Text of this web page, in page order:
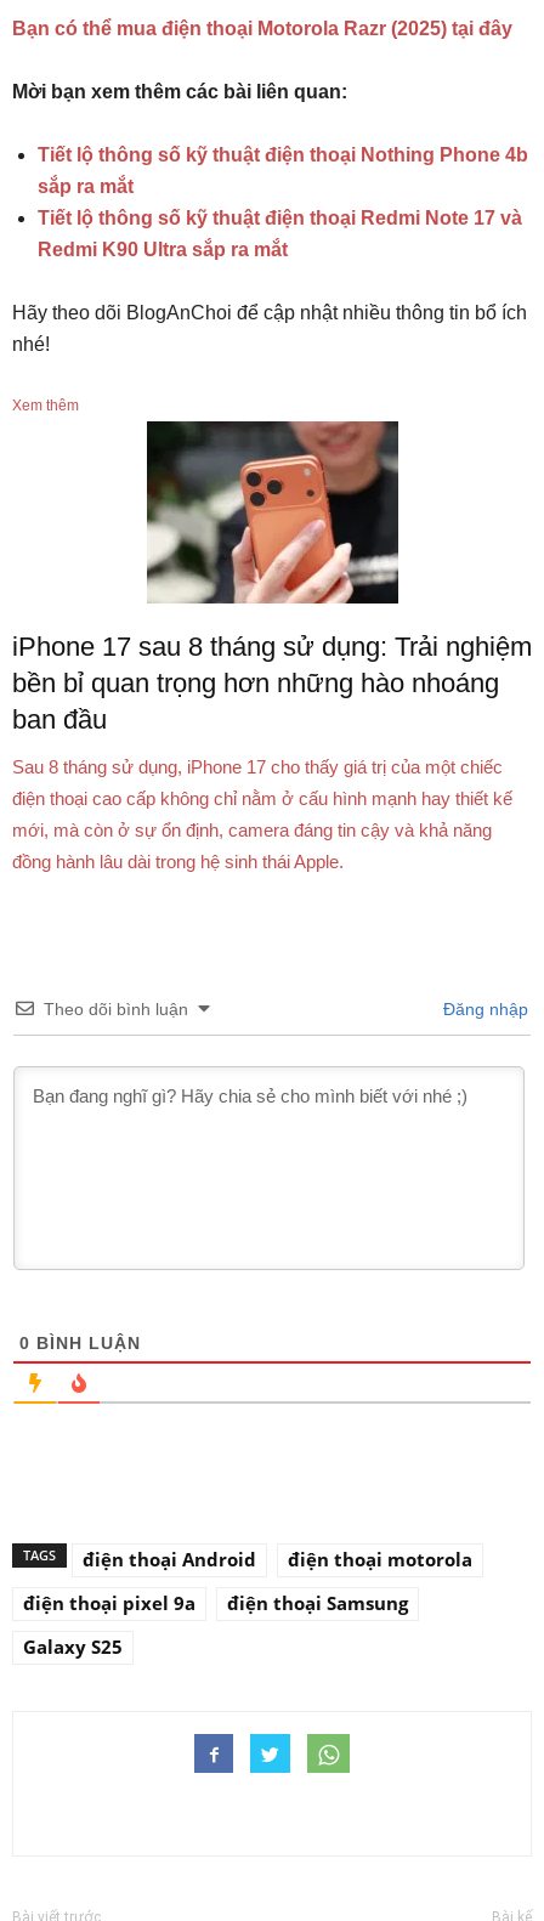
Bạn có thể mua điện thoại Motorola Razr (2025) tại đây
Mời bạn xem thêm các bài liên quan:
Tiết lộ thông số kỹ thuật điện thoại Nothing Phone 4b
sắp ra mắt
Tiết lộ thông số kỹ thuật điện thoại Redmi Note 17 và
Redmi K90 Ultra sắp ra mắt
Hãy theo dõi BlogAnChoi để cập nhật nhiều thông tin bổ ích
nhé!
Xem thêm
iPhone 17 sau 8 tháng sử dụng: Trải nghiệm
bền bỉ quan trọng hơn những hào nhoáng
ban đầu
Sau 8 tháng sử dụng, iPhone 17 cho thấy giá trị của một chiếc
điện thoại cao cấp không chỉ nằm ở cấu hình mạnh hay thiết kế
mới, mà còn ở sự ổn định, camera đáng tin cậy và khả năng
đồng hành lâu dài trong hệ sinh thái Apple.
Theo dõi bình luận Đăng nhập
0 BÌNH LUẬN
TAGS điện thoại Android
điện thoại motorola
điện thoại pixel 9a
điện thoại Samsung
Galaxy S25